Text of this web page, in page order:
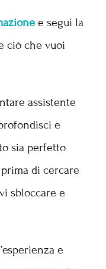
e segui la
ciò che vuoi
assistente
e
sia perfetto
di cercare
sbloccare e
e